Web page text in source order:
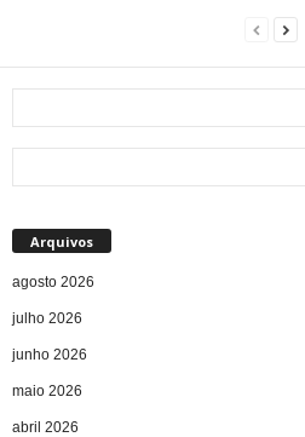
Arquivos
agosto 2026
julho 2026
junho 2026
maio 2026
abril 2026